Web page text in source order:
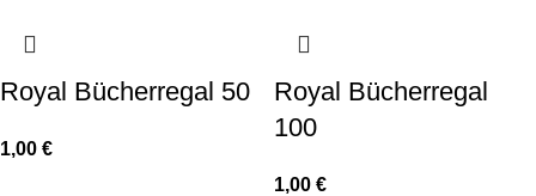
Royal Bücherregal 50
1,00 €
Royal Bücherregal
100
1,00 €